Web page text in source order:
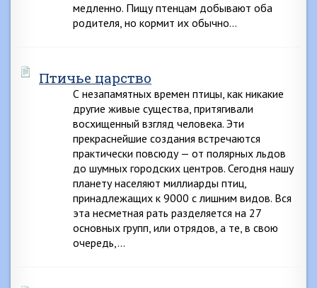
медленно. Пищу птенцам добывают оба
родителя, но кормит их обычно…
Птичье царство
С незапамятных времен птицы, как никакие
другие живые существа, притягивали
восхищенный взгляд человека. Эти
прекраснейшие создания встречаются
практически повсюду — от полярных льдов
до шумных городских центров. Сегодня нашу
планету населяют миллиарды птиц,
принадлежащих к 9000 с лишним видов. Вся
эта несметная рать разделяется на 27
основных групп, или отрядов, а те, в свою
очередь,…